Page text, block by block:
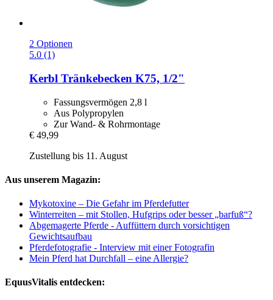
2 Optionen
5.0 (1)
Kerbl Tränkebecken K75, 1/2"
Fassungsvermögen 2,8 l
Aus Polypropylen
Zur Wand- & Rohrmontage
€ 49,99
Zustellung bis 11. August
Aus unserem Magazin:
Mykotoxine – Die Gefahr im Pferdefutter
Winterreiten – mit Stollen, Hufgrips oder besser „barfuß“?
Abgemagerte Pferde - Auffüttern durch vorsichtigen
Gewichtsaufbau
Pferdefotografie - Interview mit einer Fotografin
Mein Pferd hat Durchfall – eine Allergie?
EquusVitalis entdecken: